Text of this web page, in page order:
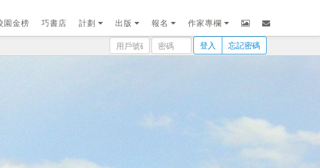
園金榜 巧書店 計劃 出版 報名
作家專欄
用
戶
密
碼
登入 忘記密碼